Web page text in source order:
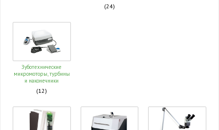
(24)
Зуботехнические
микромоторы, турбины
и наконечники
(12)